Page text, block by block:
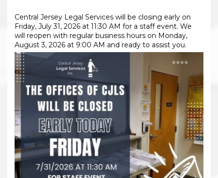
Central Jersey Legal Services will be closing early on
Friday, July 31, 2026 at 11:30 AM for a staff event. We
will reopen with regular business hours on Monday,
August 3, 2026 at 9:00 AM and ready to assist you.